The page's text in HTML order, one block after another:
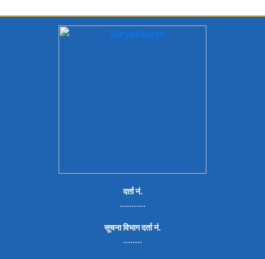
दर्ता नं.
...........
सूचना विभाग दर्ता नं.
........